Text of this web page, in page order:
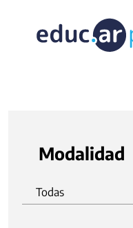
Modalidad
Todas